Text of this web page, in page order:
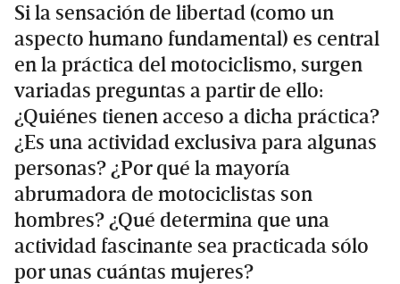
Si la sensación de libertad (como un
aspecto humano fundamental) es central
en la práctica del motociclismo, surgen
variadas preguntas a partir de ello:
¿Quiénes tienen acceso a dicha práctica?
¿Es una actividad exclusiva para algunas
personas? ¿Por qué la mayoría
abrumadora de motociclistas son
hombres? ¿Qué determina que una
actividad fascinante sea practicada sólo
por unas cuántas mujeres?